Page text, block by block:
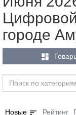
городе

Новые sort Рейтинг